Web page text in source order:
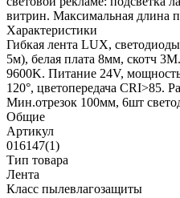
витрин. Максимальная длина
Характеристики
Гибкая лента LUX,
5м), белая плата 8мм, скотч
9600K. Питание 24V,
120°, цветопередача CRI>85.
Мин.отрезок 100мм, 6шт
Общие
Артикул
016147(1)
Тип товара
Лента
Класс пылевлагозащиты